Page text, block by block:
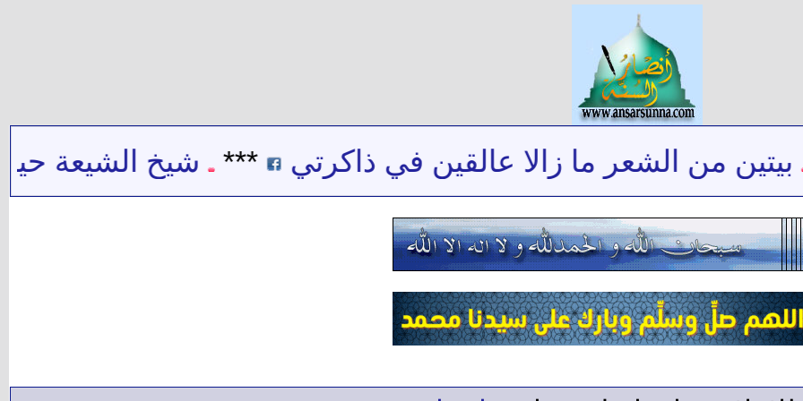
من الشعر ما زالا عالقين في ذاكرتي *** شيخ الشيعة حيدر